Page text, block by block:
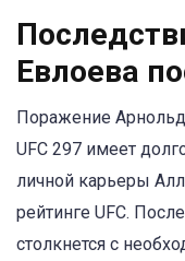
Евлоева
Поражение
UFC 297 имеет
личной карьеры
рейтинге UFC.
столкнется с